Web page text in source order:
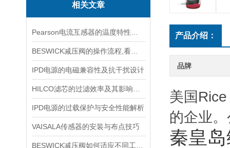
相关文章
IPD电源的电磁兼容性及抗干扰设计
IPD电源的过载保护与安全性能解析
VAISALA传感器的安装与布点技巧
产品介绍：
品牌
美国
的企业
秦皇